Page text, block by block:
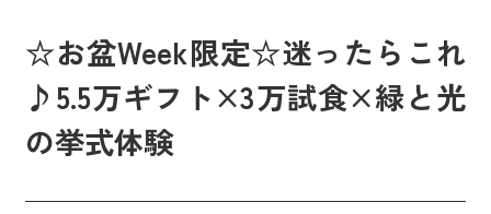
☆お盆Week限定☆迷ったらこれ
♪5.5万ギフト×3万試食×緑と光
の挙式体験